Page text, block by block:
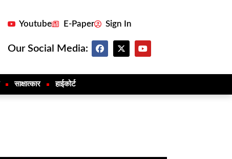
Youtube E-Paper Sign In
Our Social Media:
साक्षात्कार हाईकोर्ट